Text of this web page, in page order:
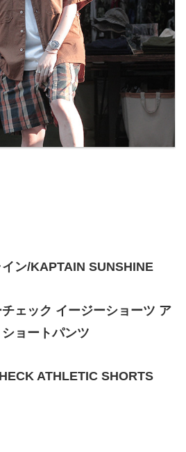
ン/KAPTAIN SUNSHINE
ェック イージーショーツ ア
ョートパンツ
ATHLETIC SHORTS